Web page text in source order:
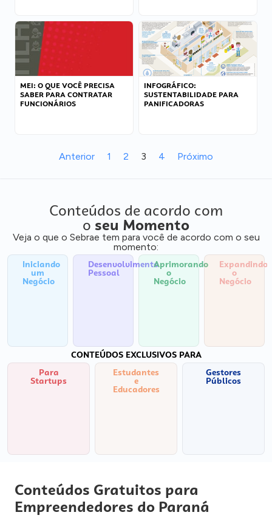
MEI: O QUE VOCÊ PRECISA
SABER PARA CONTRATAR
FUNCIONÁRIOS
INFOGRÁFICO:
SUSTENTABILIDADE PARA
PANIFICADORAS
Anterior 1 2 3 4 Próximo
Conteúdos de acordo com
o seu Momento
Veja o que o Sebrae tem para você de acordo com o seu
momento:
Iniciando
um
Negócio
Desenvolvimento
Pessoal
Aprimorando
o
Negócio
Expandindo
o
Negócio
CONTEÚDOS EXCLUSIVOS PARA
Para
Startups
Estudantes
e
Educadores
Gestores
Públicos
Conteúdos Gratuitos para
Empreendedores do Paraná